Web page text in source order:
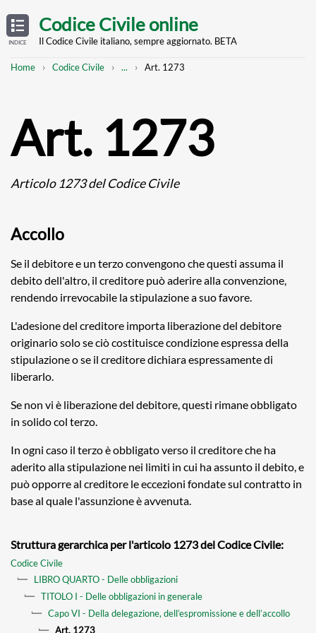
TABLE
OF
CONTENTS
INDICE
main
Codice Civile online
Il Codice Civile italiano, sempre aggiornato. BETA
Breadcrumb
Home Codice Civile
Mostra
... Art. 1273
Art. 1273
Articolo 1273 del Codice Civile
Accollo
Se il debitore e un terzo convengono che questi assuma il
debito dell'altro, il creditore può aderire alla convenzione,
rendendo irrevocabile la stipulazione a suo favore.
L'adesione del creditore importa liberazione del debitore
originario solo se ciò costituisce condizione espressa della
stipulazione o se il creditore dichiara espressamente di
liberarlo.
Se non vi è liberazione del debitore, questi rimane obbligato
in solido col terzo.
In ogni caso il terzo è obbligato verso il creditore che ha
aderito alla stipulazione nei limiti in cui ha assunto il debito, e
può opporre al creditore le eccezioni fondate sul contratto in
base al quale l'assunzione è avvenuta.
Struttura gerarchica per l'articolo 1273 del Codice Civile:
Codice Civile
LIBRO QUARTO - Delle obbligazioni
TITOLO I - Delle obbligazioni in generale
Capo VI - Della delegazione, dell’espromissione e dell’accollo
Art. 1273